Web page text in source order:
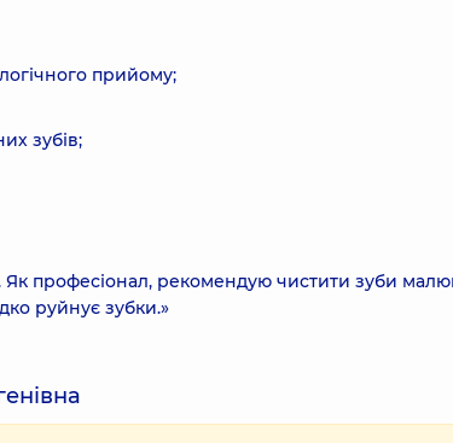
прийому;
зубів;
професіонал, рекомендую чистити зуби
руйнує зубки.»